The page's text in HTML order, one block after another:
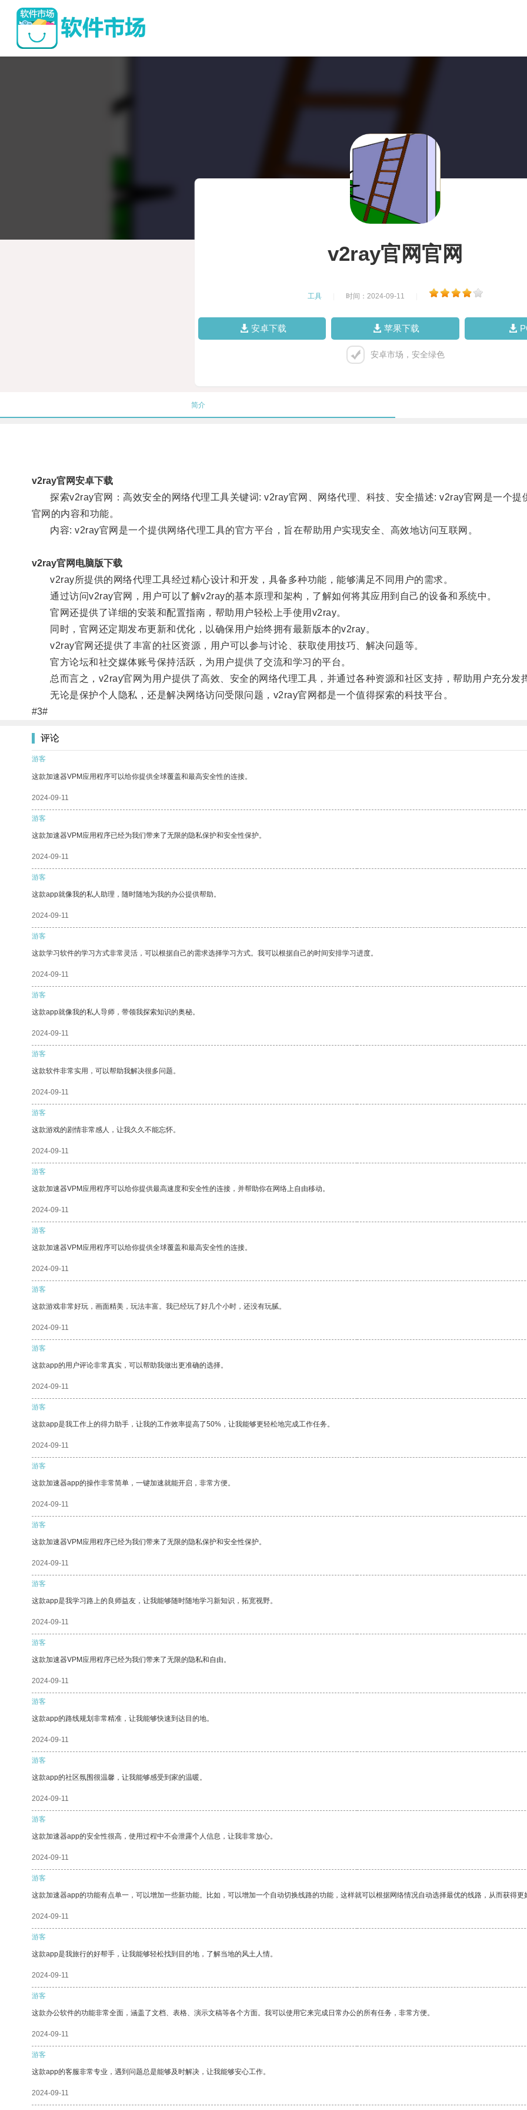
v2ray官网官网
工具 时间：2024-09-11
安卓下载 苹果下载
安卓市场，安全绿色
简介
v2ray官网安卓下载
探索v2ray官网：高效安全的网络代理工具关键词: v2ray官网、网络代理、科技、安全描述: v2ray官网是一个提
官网的内容和功能。
内容: v2ray官网是一个提供网络代理工具的官方平台，旨在帮助用户实现安全、高效地访问互联网。
v2ray官网电脑版下载
v2ray所提供的网络代理工具经过精心设计和开发，具备多种功能，能够满足不同用户的需求。
通过访问v2ray官网，用户可以了解v2ray的基本原理和架构，了解如何将其应用到自己的设备和系统中。
官网还提供了详细的安装和配置指南，帮助用户轻松上手使用v2ray。
同时，官网还定期发布更新和优化，以确保用户始终拥有最新版本的v2ray。
v2ray官网还提供了丰富的社区资源，用户可以参与讨论、获取使用技巧、解决问题等。
官方论坛和社交媒体账号保持活跃，为用户提供了交流和学习的平台。
总而言之，v2ray官网为用户提供了高效、安全的网络代理工具，并通过各种资源和社区支持，帮助用户充分发
无论是保护个人隐私，还是解决网络访问受限问题，v2ray官网都是一个值得探索的科技平台。
#3#
评论
游客
这款加速器VPM应用程序可以给你提供全球覆盖和最高安全性的连接。
2024-09-11
游客
这款加速器VPM应用程序已经为我们带来了无限的隐私保护和安全性保护。
2024-09-11
游客
这款app就像我的私人助理，随时随地为我的办公提供帮助。
2024-09-11
游客
这款学习软件的学习方式非常灵活，可以根据自己的需求选择学习方式。我可以根据自己的时间安排学习进度。
2024-09-11
游客
这款app就像我的私人导师，带领我探索知识的奥秘。
2024-09-11
游客
这款软件非常实用，可以帮助我解决很多问题。
2024-09-11
游客
这款游戏的剧情非常感人，让我久久不能忘怀。
2024-09-11
游客
这款加速器VPM应用程序可以给你提供最高速度和安全性的连接，并帮助你在网络上自由移动。
2024-09-11
游客
这款加速器VPM应用程序可以给你提供全球覆盖和最高安全性的连接。
2024-09-11
游客
这款游戏非常好玩，画面精美，玩法丰富。我已经玩了好几个小时，还没有玩腻。
2024-09-11
游客
这款app的用户评论非常真实，可以帮助我做出更准确的选择。
2024-09-11
游客
这款app是我工作上的得力助手，让我的工作效率提高了50%，让我能够更轻松地完成工作任务。
2024-09-11
游客
这款加速器app的操作非常简单，一键加速就能开启，非常方便。
2024-09-11
游客
这款加速器VPM应用程序已经为我们带来了无限的隐私保护和安全性保护。
2024-09-11
游客
这款app是我学习路上的良师益友，让我能够随时随地学习新知识，拓宽视野。
2024-09-11
游客
这款加速器VPM应用程序已经为我们带来了无限的隐私和自由。
2024-09-11
游客
这款app的路线规划非常精准，让我能够快速到达目的地。
2024-09-11
游客
这款app的社区氛围很温馨，让我能够感受到家的温暖。
2024-09-11
游客
这款加速器app的安全性很高，使用过程中不会泄露个人信息，让我非常放心。
2024-09-11
游客
这款加速器app的功能有点单一，可以增加一些新功能。比如，可以增加一个自动切换线路的功能，这样就可以根据网络情况自动选择最优的线路，从而获得更
2024-09-11
游客
这款app是我旅行的好帮手，让我能够轻松找到目的地，了解当地的风土人情。
2024-09-11
游客
这款办公软件的功能非常全面，涵盖了文档、表格、演示文稿等各个方面。我可以使用它来完成日常办公的所有任务，非常方便。
2024-09-11
游客
这款app的客服非常专业，遇到问题总是能够及时解决，让我能够安心工作。
2024-09-11